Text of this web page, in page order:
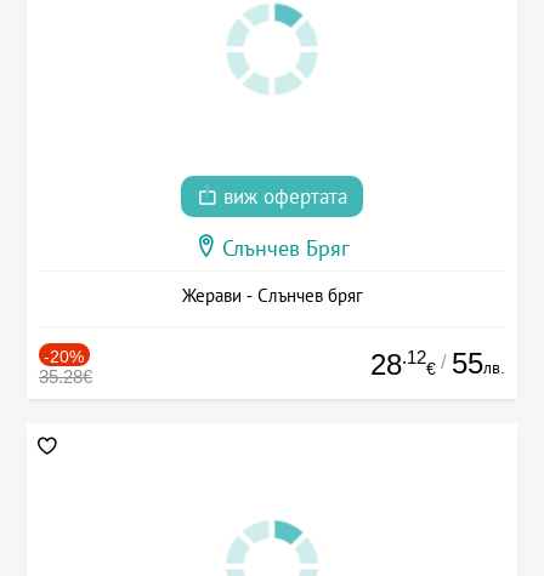
виж офертата
Слънчев Бряг
Жерави - Слънчев бряг
-20%
35.28€ 28.12
€ / 55лв.